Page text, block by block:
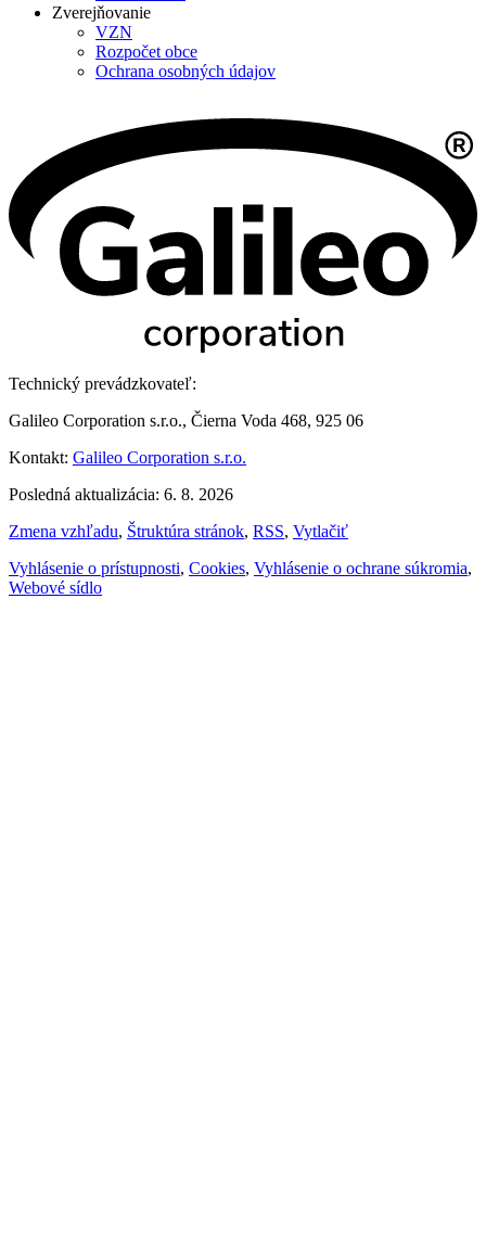
Zverejňovanie
VZN
Rozpočet obce
Ochrana osobných údajov
Technický prevádzkovateľ:
Galileo Corporation s.r.o., Čierna Voda 468, 925 06
Kontakt: Galileo Corporation s.r.o.
Posledná aktualizácia: 6. 8. 2026
Zmena vzhľadu, Štruktúra stránok, RSS, Vytlačiť
Vyhlásenie o prístupnosti, Cookies, Vyhlásenie o ochrane súkromia,
Webové sídlo